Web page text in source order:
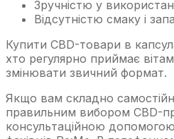
Зручністю у
Відсутністю смаку і
Купити CBD-товари в
хто регулярно приймає
змінювати звичний формат.
Якщо вам складно
правильним вибором CBD-
консультаційною